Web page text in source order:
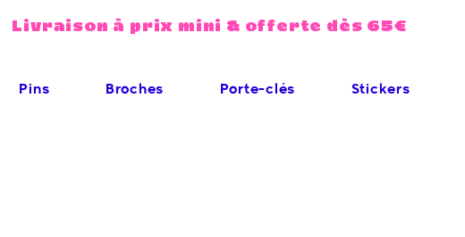
Livraison à prix mini & offerte dès 65€
Pins Broches Porte-clés Stickers